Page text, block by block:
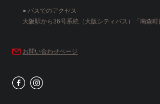
● バスでのアクセス
大阪駅から36号系統（大阪シティバス）「南森
お問い合わせページ